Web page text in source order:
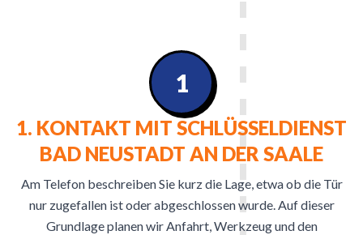
1. KONTAKT MIT SCHLÜSSELDIENST
BAD NEUSTADT AN DER SAALE
Am Telefon beschreiben Sie kurz die Lage, etwa ob die Tür
nur zugefallen ist oder abgeschlossen wurde. Auf dieser
Grundlage planen wir Anfahrt, Werkzeug und den
1